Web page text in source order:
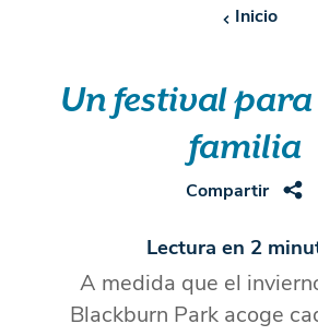
Inicio
Un festival
familia
Compartir
Lectura en 2
A medida que el
Blackburn Park acoge